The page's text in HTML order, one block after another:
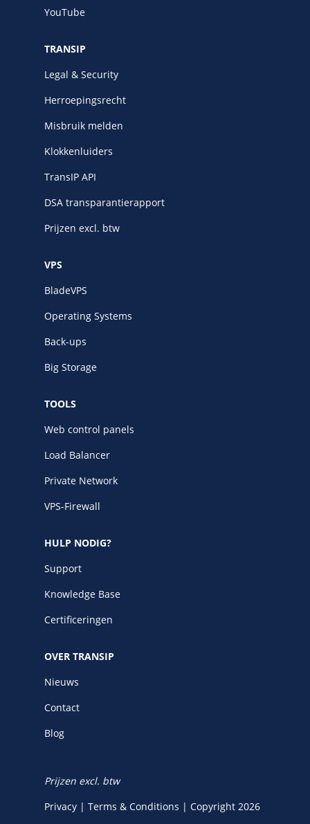
YouTube
TRANSIP
Legal & Security
Herroepingsrecht
Misbruik melden
Klokkenluiders
TransIP API
DSA transparantierapport
Prijzen excl. btw
VPS
BladeVPS
Operating Systems
Back-ups
Big Storage
TOOLS
Web control panels
Load Balancer
Private Network
VPS-Firewall
HULP NODIG?
Support
Knowledge Base
Certificeringen
OVER TRANSIP
Nieuws
Contact
Blog
Prijzen excl. btw
Privacy | Terms & Conditions | Copyright 2026